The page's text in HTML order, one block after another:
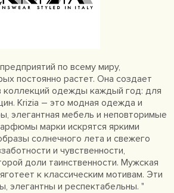
по всему миру,
постоянно растет. Она создает
коллекций одежды каждый год: для
Krizia – это модная одежда и
элегантная мебель и неповторимые
марки искрятся яркими
солнечного лета и свежего
и чувственности,
доли таинственности. Мужская
к классическим мотивам. Эти
элегантны и респектабельны. "